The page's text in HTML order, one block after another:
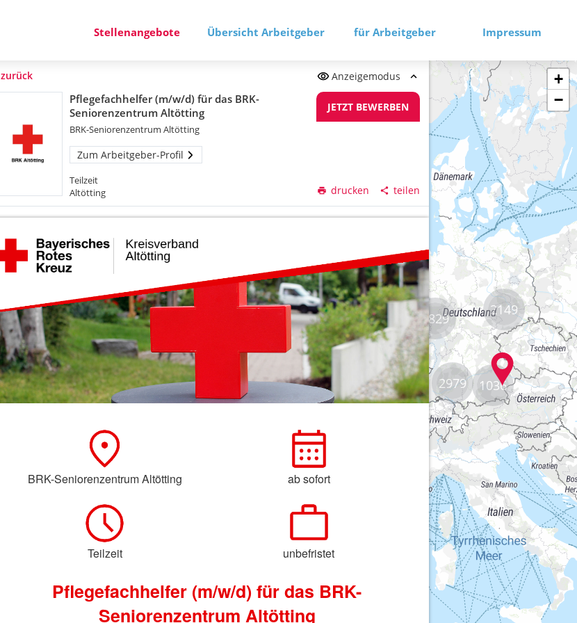
Stellenangebote Übersicht Arbeitgeber für Arbeitgeber Impressum
zurück Anzeigemodus
Pflegefachhelfer (m/w/d) für das BRK-
Seniorenzentrum Altötting
BRK-Seniorenzentrum Altötting
Zum Arbeitgeber-Profil
Teilzeit
Altötting
JETZT BEWERBEN
drucken teilen
8829
2979
2149
1036
+
−